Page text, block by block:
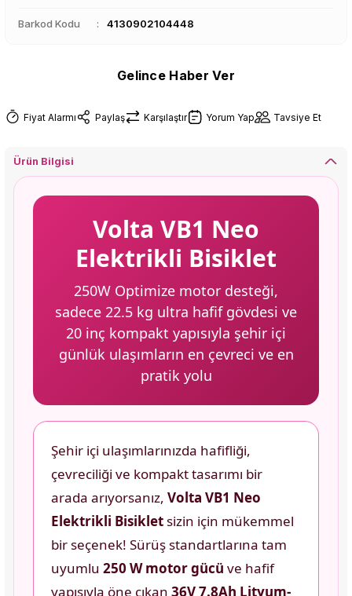
Barkod Kodu 4130902104448
Gelince Haber Ver
Fiyat Alarmı Paylaş Karşılaştır Yorum Yap Tavsiye Et
Ürün Bilgisi
Volta VB1 Neo
Elektrikli Bisiklet
250W Optimize motor desteği,
sadece 22.5 kg ultra hafif gövdesi ve
20 inç kompakt yapısıyla şehir içi
günlük ulaşımların en çevreci ve en
pratik yolu
Şehir içi ulaşımlarınızda hafifliği,
çevreciliği ve kompakt tasarımı bir
arada arıyorsanız, Volta VB1 Neo
Elektrikli Bisikletsizin için mükemmel
bir seçenek! Sürüş standartlarına tam
uyumlu 250 W motor gücü ve hafif
yapısıyla öne çıkan 36V 7.8Ah Lityum-